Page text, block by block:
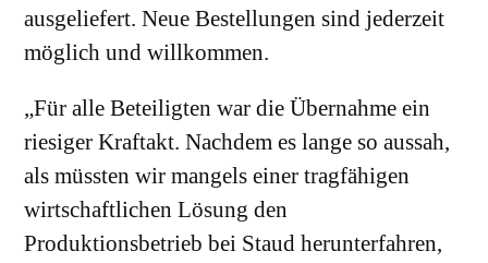
ausgeliefert. Neue Bestellungen sind jederzeit
möglich und willkommen.
„Für alle Beteiligten war die Übernahme ein
riesiger Kraftakt. Nachdem es lange so aussah,
als müssten wir mangels einer tragfähigen
wirtschaftlichen Lösung den
Produktionsbetrieb bei Staud herunterfahren,